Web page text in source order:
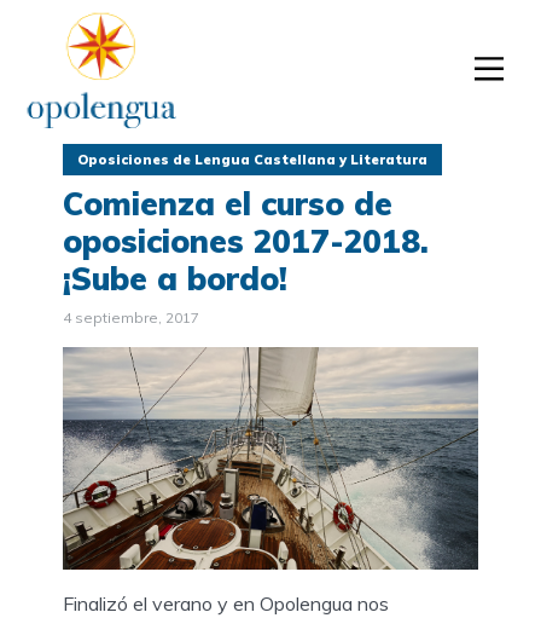
Oposiciones de Lengua Castellana y Literatura
Comienza el curso de
oposiciones 2017-2018.
¡Sube a bordo!
4 septiembre, 2017
Finalizó el verano y en Opolengua nos